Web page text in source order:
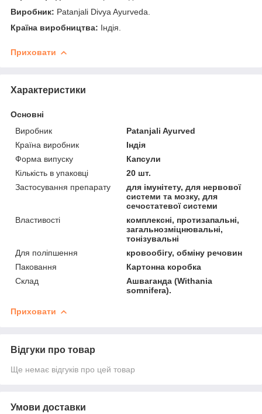
Виробник: Patanjali Divya Ayurveda.
Країна виробництва: Індія.
Приховати
Характеристики
Основні
Виробник
Patanjali Ayurved
Країна виробник
Індія
Форма випуску
Капсули
Кількість в упаковці
20 шт.
Застосування препарату
для імунітету, для нервової
системи та мозку, для
сечостатевої системи
Властивості
комплексні, протизапальні,
загальнозміцнювальні,
тонізувальні
Для поліпшення
кровообігу, обміну речовин
Паковання
Картонна коробка
Склад
Ашваганда (Withania
somnifera).
Приховати
Відгуки про товар
Ще немає відгуків про цей товар
Умови доставки